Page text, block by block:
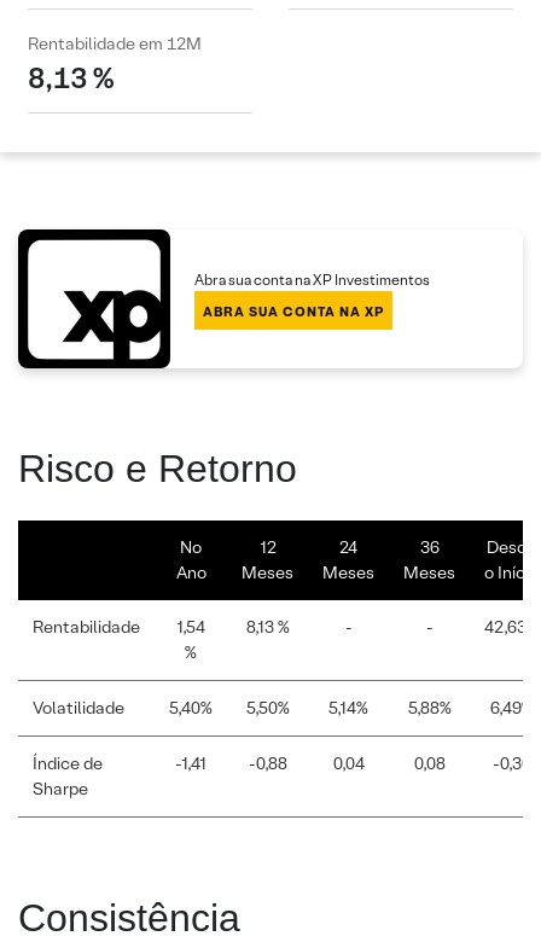
Rentabilidade em 12M
8,13 %
Abra sua conta na XP Investimentos
ABRA SUA CONTA NA XP
Risco e Retorno
No
Ano
12
Meses
24
Meses
36
Meses
Desde
o Início
Rentabilidade
1,54
%
8,13 % - - 42,63%
Volatilidade 5,40% 5,50% 5,14% 5,88% 6,49%
Índice de
Sharpe
-1,41 -0,88 0,04 0,08 -0,30
Consistência